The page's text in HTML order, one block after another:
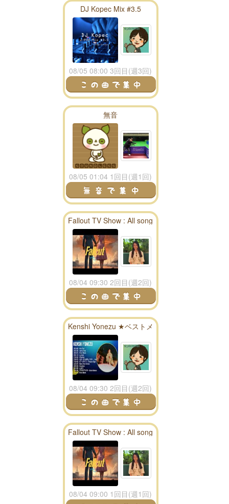
DJ Kopec Mix #3.5
08/05 08:00 3回目(週3回)
無音
08/05 01:04 1回目(週1回)
Fallout TV Show : All song
season 1 playlist - fallout
radio
08/04 09:30 2回目(週2回)
Kenshi Yonezu ★ベストメ
ドレー★
08/04 09:30 2回目(週2回)
Fallout TV Show : All song
season 1 playlist - fallout
radio
08/04 09:00 1回目(週1回)